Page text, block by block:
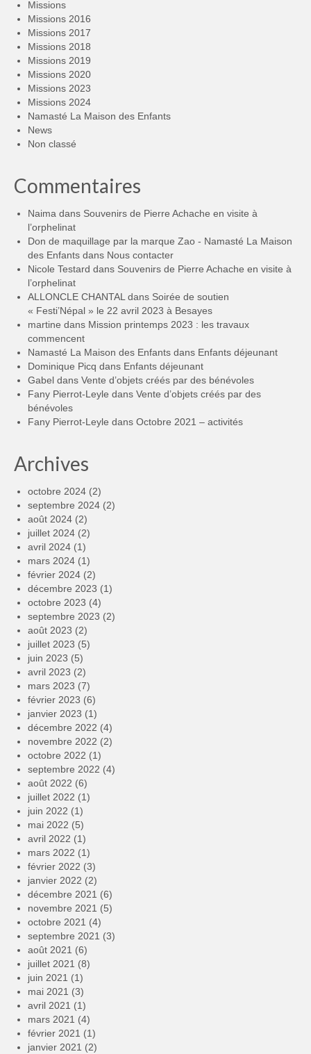
Missions
Missions 2016
Missions 2017
Missions 2018
Missions 2019
Missions 2020
Missions 2023
Missions 2024
Namasté La Maison des Enfants
News
Non classé
Commentaires
Naima dans Souvenirs de Pierre Achache en visite à
l’orphelinat
Don de maquillage par la marque Zao - Namasté La Maison
des Enfants dans Nous contacter
Nicole Testard dans Souvenirs de Pierre Achache en visite à
l’orphelinat
ALLONCLE CHANTAL dans Soirée de soutien
« Festi’Népal » le 22 avril 2023 à Besayes
martine dans Mission printemps 2023 : les travaux
commencent
Namasté La Maison des Enfants dans Enfants déjeunant
Dominique Picq dans Enfants déjeunant
Gabel dans Vente d’objets créés par des bénévoles
Fany Pierrot-Leyle dans Vente d’objets créés par des
bénévoles
Fany Pierrot-Leyle dans Octobre 2021 – activités
Archives
octobre 2024 (2)
septembre 2024 (2)
août 2024 (2)
juillet 2024 (2)
avril 2024 (1)
mars 2024 (1)
février 2024 (2)
décembre 2023 (1)
octobre 2023 (4)
septembre 2023 (2)
août 2023 (2)
juillet 2023 (5)
juin 2023 (5)
avril 2023 (2)
mars 2023 (7)
février 2023 (6)
janvier 2023 (1)
décembre 2022 (4)
novembre 2022 (2)
octobre 2022 (1)
septembre 2022 (4)
août 2022 (6)
juillet 2022 (1)
juin 2022 (1)
mai 2022 (5)
avril 2022 (1)
mars 2022 (1)
février 2022 (3)
janvier 2022 (2)
décembre 2021 (6)
novembre 2021 (5)
octobre 2021 (4)
septembre 2021 (3)
août 2021 (6)
juillet 2021 (8)
juin 2021 (1)
mai 2021 (3)
avril 2021 (1)
mars 2021 (4)
février 2021 (1)
janvier 2021 (2)